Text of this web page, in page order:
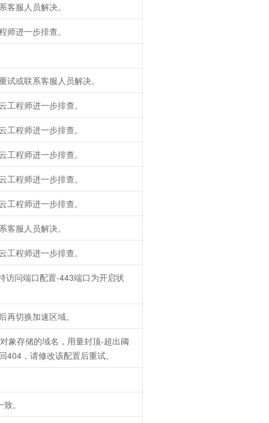
客服人员解决。
师进一步排查。
试或联系客服人员解决。
工程师进一步排查。
工程师进一步排查。
工程师进一步排查。
工程师进一步排查。
工程师进一步排查。
客服人员解决。
工程师进一步排查。
访问端口配置-443端口为开启状
再切换加速区域。
象存储的域名，用量封顶-超出阈
404，请修改该配置后重试。
。